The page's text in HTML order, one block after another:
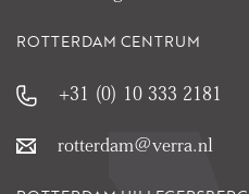
ROTTERDAM CENTRUM
+31 (0) 10 333 2181
rotterdam@verra.nl